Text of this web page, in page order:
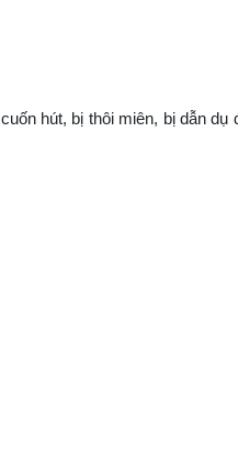
hút, bị thôi miên, bị dẫn dụ